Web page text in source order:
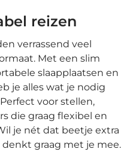
reizen
verrassend veel
Met een slim
slaapplaatsen en
je alles wat je nodig
voor stellen,
die graag flexibel en
je nét dat beetje extra
graag met je mee.